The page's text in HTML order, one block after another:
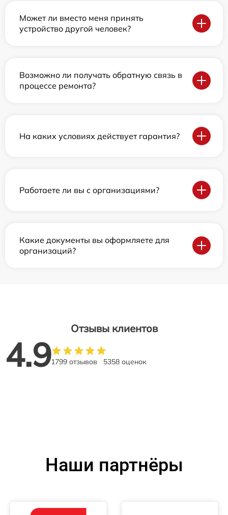
Может ли вместо меня принять
устройство другой человек?
Возможно ли получать обратную связь в
процессе ремонта?
На каких условиях действует гарантия?
Работаете ли вы с организациями?
Какие документы вы оформляете для
организаций?
Отзывы клиентов
4.91799 отзывов 5358 оценок
Наши партнёры